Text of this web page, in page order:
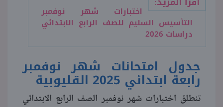
اختبارات شهر نوفمبر
التأسيس السليم للصف الرابع الابتدائي
دراسات 2026
جدول امتحانات شهر نوفمبر
رابعة ابتدائي 2025 القليوبية
تنطلق اختبارات شهر نوفمبر الصف الرابع الابتدائي